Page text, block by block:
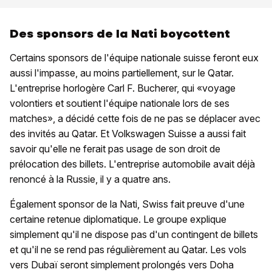
Des sponsors de la Nati boycottent
Certains sponsors de l'équipe nationale suisse feront eux
aussi l'impasse, au moins partiellement, sur le Qatar.
L'entreprise horlogère Carl F. Bucherer, qui «voyage
volontiers et soutient l'équipe nationale lors de ses
matches», a décidé cette fois de ne pas se déplacer avec
des invités au Qatar. Et Volkswagen Suisse a aussi fait
savoir qu'elle ne ferait pas usage de son droit de
prélocation des billets. L'entreprise automobile avait déjà
renoncé à la Russie, il y a quatre ans.
Également sponsor de la Nati, Swiss fait preuve d'une
certaine retenue diplomatique. Le groupe explique
simplement qu'il ne dispose pas d'un contingent de billets
et qu'il ne se rend pas régulièrement au Qatar. Les vols
vers Dubaï seront simplement prolongés vers Doha